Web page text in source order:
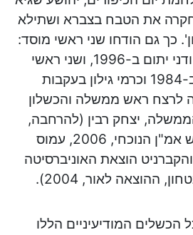
את הטבח בצברא ושתילא
כך גם הודחו שני ראשי מוסד:
איסר הראל ב-1963 ודני יתום ב-1996, ושני ראשי
שב"כ אברהם שלום ב-1984 וכרמי גילון בעקבות
לרצח ראש ממשלה והכשלון
יצחק רבין (להרחבה,
ראה הקדמתו של ראש אמ"ן הנוכחי, 2006, עמוס
והקברניט הוצאת האוניברסיטה
ההוצאה לאור, 2004).
הכשלים המודיעיניים הללו